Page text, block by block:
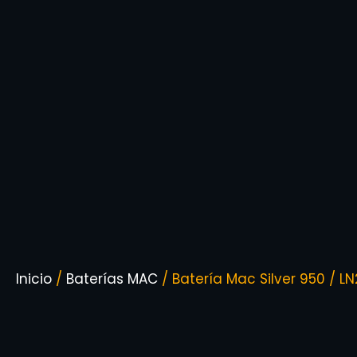
Inicio / Baterías MAC / Batería Mac Silver 950 /